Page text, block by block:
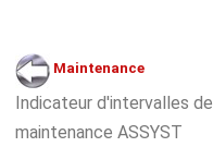
Maintenance
Indicateur d'intervalles de
maintenance ASSYST